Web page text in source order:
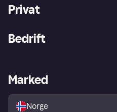
Privat
Utforsk butikker
Bedrift
Merchant portal
Marked
Norge